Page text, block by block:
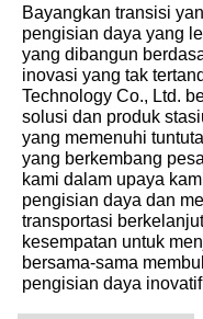
Bayangkan transisi
pengisian daya yang
yang dibangun
inovasi yang tak
Technology Co., Ltd.
solusi dan produk
yang memenuhi
yang berkembang
kami dalam upaya
pengisian daya dan
transportasi
kesempatan untuk
bersama-sama
pengisian daya